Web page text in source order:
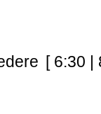
[ 6:30 |